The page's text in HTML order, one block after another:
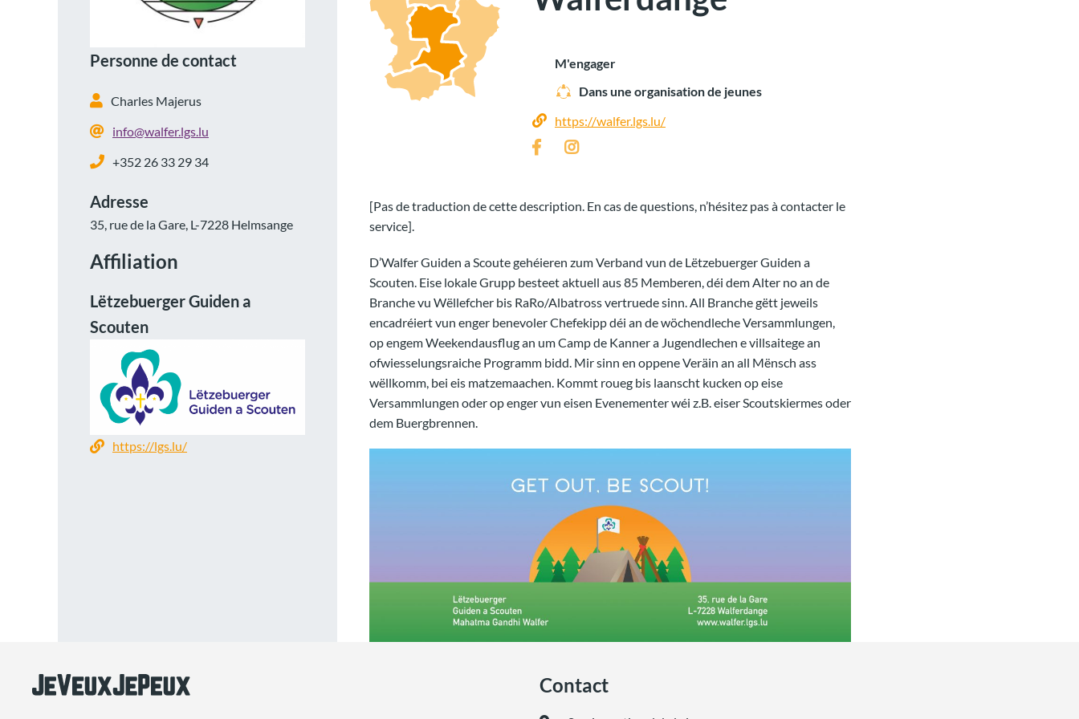
Personne de contact
Charles Majerus
info@walfer.lgs.lu
+352 26 33 29 34
Adresse
35, rue de la Gare, L-7228 Helmsange
Affiliation
Lëtzebuerger Guiden a
Scouten
https://lgs.lu/
M'engager
Dans une organisation de jeunes
https://walfer.lgs.lu/
[Pas de traduction de cette description. En cas de questions, n’hésitez pas à contacter le
service].
D’Walfer Guiden a Scoute gehéieren zum Verband vun de Lëtzebuerger Guiden a
Scouten. Eise lokale Grupp besteet aktuell aus 85 Memberen, déi dem Alter no an de
Branche vu Wëllefcher bis RaRo/Albatross vertruede sinn. All Branche gëtt jeweils
encadréiert vun enger benevoler Chefekipp déi an de wöchendleche Versammlungen,
op engem Weekendausflug an um Camp de Kanner a Jugendlechen e villsaitege an
ofwiesselungsraiche Programm bidd. Mir sinn en oppene Veräin an all Mënsch ass
wëllkomm, bei eis matzemaachen. Kommt roueg bis laanscht kucken op eise
Versammlungen oder op enger vun eisen Evenementer wéi z.B. eiser Scoutskiermes oder
dem Buergbrennen.
Contact